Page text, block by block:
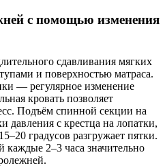
с помощью изменения
сдавливания мягких
и поверхностью матраса.
— регулярное изменение
кровать позволяет
Подъём спинной секции на
давления с крестца на лопатки,
градусов разгружает пятки.
2–3 часа значительно